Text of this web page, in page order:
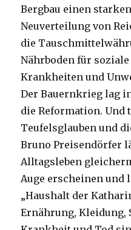
Bergbau einen
Neuverteilung von
die
Nährboden für soziale
Krankheiten und
Der Bauernkrieg lag
die Reformation. Und
Teufelsglauben und
Bruno Preisendörfer
Alltagsleben
Auge erscheinen und
„Haushalt der
Ernährung, Kleidung,